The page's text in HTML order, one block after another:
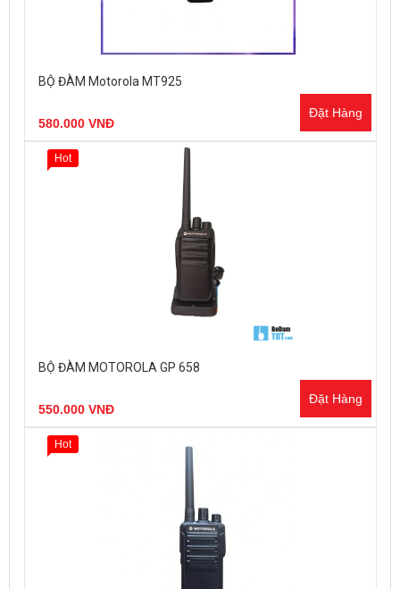
BỘ ĐÀM Motorola MT925
580.000 VNĐ
Đặt Hàng
BỘ ĐÀM MOTOROLA GP 658
550.000 VNĐ
Đặt Hàng
Hot
Hot